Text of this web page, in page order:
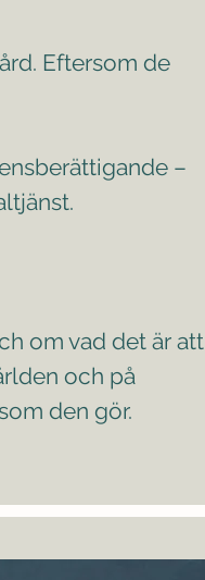
Eftersom de
–
om vad det är att
och på
den gör.